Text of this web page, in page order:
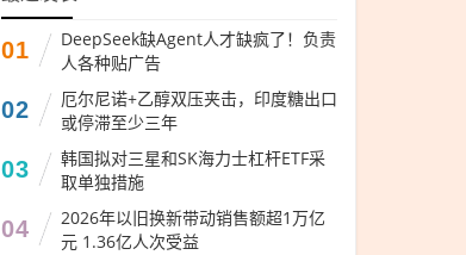
01
DeepSeek缺Agent人才缺疯了！负责
人各种贴广告
02
厄尔尼诺+乙醇双压夹击，印度糖出口
或停滞至少三年
03
韩国拟对三星和SK海力士杠杆ETF采
取单独措施
04
2026年以旧换新带动销售额超1万亿
元 1.36亿人次受益